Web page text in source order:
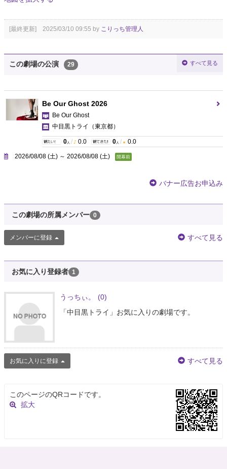
[最終更新] 2025/03/10 09:55 by こりっち管理人
この劇場の公演 29 すべて見る
Be Our Ghost 2026
Be Our Ghost
中目黒トライ
（東京都）
0 人 / 0.0 0 人 / 0.0
2026/08/08 (土) ～ 2026/08/08 (土) 開幕前
バナー広告お申込み
この劇場の所属メンバー 0
メンバーに登録 すべて見る
お気に入り登録者 1
うっちぃ。
(0)
「中目黒トライ」お気に入りの劇場です。
お気に入りに登録 すべて見る
このページのQRコードです。
拡大